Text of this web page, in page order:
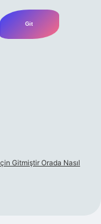
Gitmiştir Orada Nasıl